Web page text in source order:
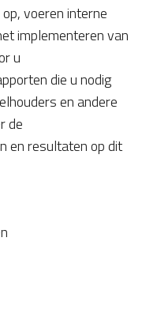
voeren interne
implementeren van
u
die u nodig
en andere
de
en resultaten op dit